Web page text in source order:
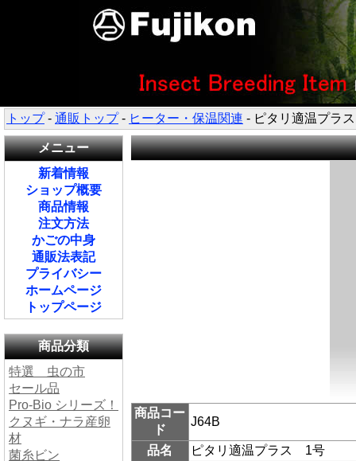
トップ- 通販トップ- ヒーター・保温関連 - ピタリ適温プラ
メニュー
新着情報
ショップ概要
商品情報
注文方法
かごの中身
通販法表記
プライバシー
ホームページ
トップページ
商品分類
特選 虫の市
セール品
Pro-Bio シリーズ！
クヌギ・ナラ産卵
材
菌糸ビン
商品コー
ド
J64B
品名 ピタリ適温プラス 1号